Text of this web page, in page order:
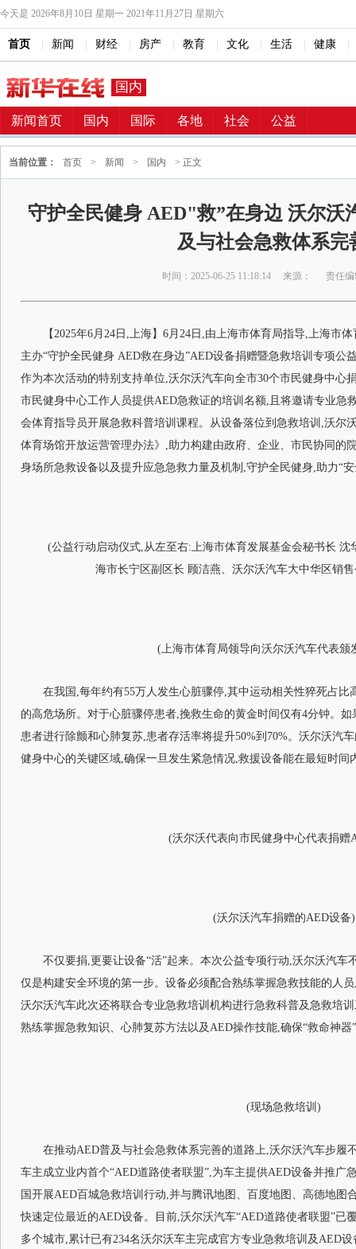
今天是 2026年8月10日 星期一 2021年11月27日 星期六
首页 新闻 财经 房产 教育 文化 生活 健康
国内
新闻首页 国内 国际 各地 社会 公益
当前位置： 首页 > 新闻 > 国内 > 正文
守护全民健身 AED"救”在身边 沃尔沃
及与社会急救体系完
时间：2025-06-25 11:18:14 来源： 责任
【2025年6月24日,上海】6月24日,由上海市体育局指导,上海市
主办“守护全民健身 AED救在身边”AED设备捐赠暨急救培训专项公
作为本次活动的特别支持单位,沃尔沃汽车向全市30个市民健身中心
市民健身中心工作人员提供AED急救证的培训名额,且将邀请专业急
会体育指导员开展急救科普培训课程。从设备落位到急救培训,沃尔
体育场馆开放运营管理办法》,助力构建由政府、企业、市民协同的
身场所急救设备以及提升应急急救力量及机制,守护全民健身,助力“
(公益行动启动仪式,从左至右:上海市体育发展基金会秘书长
海市长宁区副区长 顾洁燕、沃尔沃汽车大中华区销
(上海市体育局领导向沃尔沃汽车代表颁
在我国,每年约有55万人发生心脏骤停,其中运动相关性猝死占比
的高危场所。对于心脏骤停患者,挽救生命的黄金时间仅有4分钟。
患者进行除颤和心肺复苏,患者存活率将提升50%到70%。沃尔沃汽
健身中心的关键区域,确保一旦发生紧急情况,救援设备能在最短时间
(沃尔沃代表向市民健身中心代表捐赠
(沃尔沃汽车捐赠的AED设备)
不仅要捐,更要让设备“活”起来。本次公益专项行动,沃尔沃汽车
仅是构建安全环境的第一步。设备必须配合熟练掌握急救技能的人
沃尔沃汽车此次还将联合专业急救培训机构进行急救科普及急救培
熟练掌握急救知识、心肺复苏方法以及AED操作技能,确保“救命神
(现场急救培训)
在推动AED普及与社会急救体系完善的道路上,沃尔沃汽车步履
车主成立业内首个“AED道路使者联盟”,为车主提供AED设备并推广
国开展AED百城急救培训行动,并与腾讯地图、百度地图、高德地图
快速定位最近的AED设备。目前,沃尔沃汽车“AED道路使者联盟”已
多个城市,累计已有234名沃尔沃车主完成官方专业急救培训及AED